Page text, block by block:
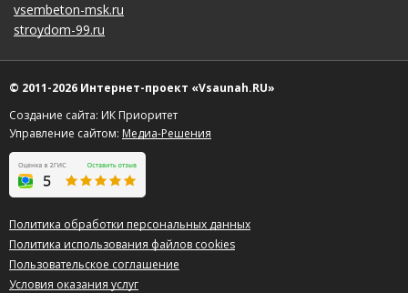
vsembeton-msk.ru
stroydom-99.ru
© 2011-2026 Интернет-проект «Vsaunah.RU»
Создание сайта: ИК Приоритет
Управление сайтом: Медиа-Решения
Политика обработки персональных данных
Политика использования файлов cookies
Пользовательское соглашение
Условия оказания услуг